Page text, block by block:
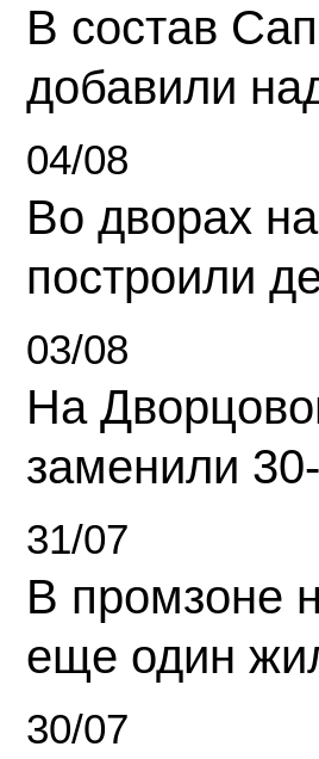
В состав
добавили
04/08
Во дворах
построили
03/08
На
заменили
31/07
В промзоне
еще один
30/07